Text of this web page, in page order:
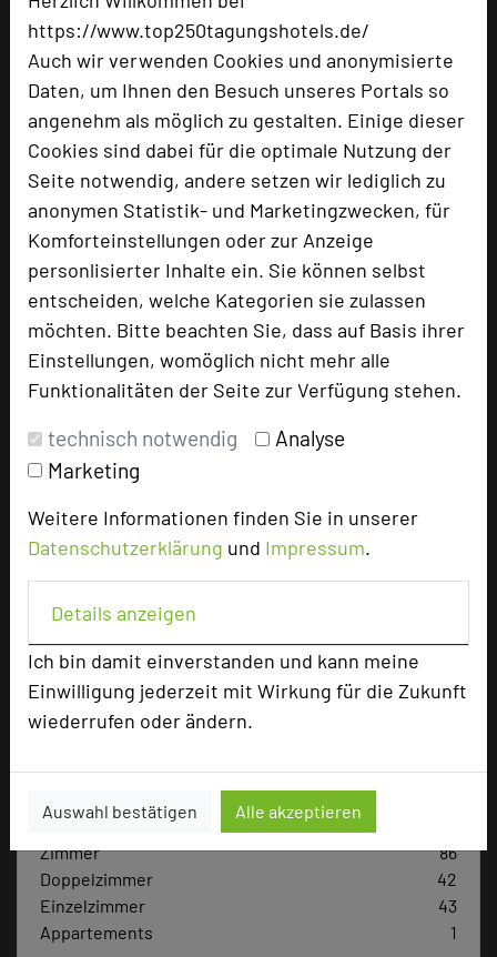
https://www.top250tagungshotels.de/
Auch wir verwenden Cookies und anonymisierte
Daten, um Ihnen den Besuch unseres Portals so
angenehm als möglich zu gestalten. Einige dieser
Cookies sind dabei für die optimale Nutzung der
Seite notwendig, andere setzen wir lediglich zu
anonymen Statistik- und Marketingzwecken, für
Komforteinstellungen oder zur Anzeige
personlisierter Inhalte ein. Sie können selbst
entscheiden, welche Kategorien sie zulassen
möchten. Bitte beachten Sie, dass auf Basis ihrer
Einstellungen, womöglich nicht mehr alle
Funktionalitäten der Seite zur Verfügung stehen.
technisch notwendig
Analyse
Marketing
Weitere Informationen finden Sie in unserer
Datenschutzerklärung und Impressum.
Details anzeigen
Ich bin damit einverstanden und kann meine
Einwilligung jederzeit mit Wirkung für die Zukunft
wiederrufen oder ändern.
Auswahl bestätigen Alle akzeptieren
ARAMIS Tagungs- und Sporthotel
Siedlerstraße 40 - 44
71126 Gäufelden
phone +49 7032 781-0
mail Email
language Homepage
zur Tagungsanfrage hinzufügen
Hotel bewerten
Hoteldaten
Max. Tagungskapazität (Personen)
U-Form
38
Parlamentarisch
Ausstellungsfläche
Zimmer
86
Doppelzimmer
42
Einzelzimmer
43
Appartements
1